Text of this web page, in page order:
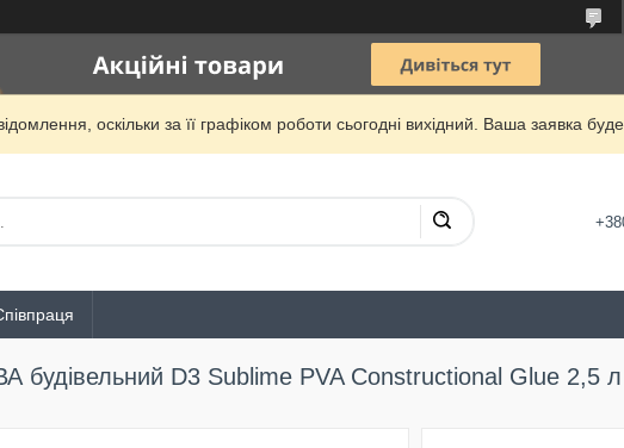
оскільки за її графіком роботи сьогодні вихідний. Ваша заявка
будівельний D3 Sublime PVA Сonstructional Glue 2,5 л